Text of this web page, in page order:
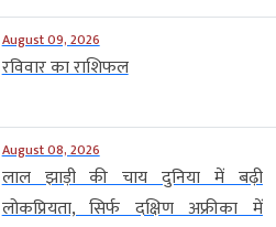
August 09, 2026
रविवार का राशिफल
August 08, 2026
लाल झाड़ी की चाय दुनिया में बढ़ी
लोकप्रियता, सिर्फ दक्षिण अफ्रीका में